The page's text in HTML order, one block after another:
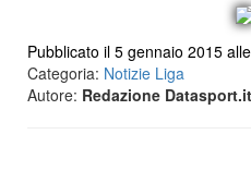
Pubblicato il 5 gennaio 2015
Categoria: Notizie Liga
Autore: Redazione Datasport.it